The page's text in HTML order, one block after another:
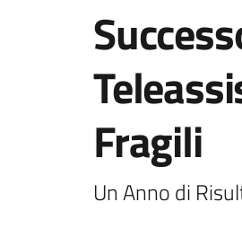
Fragili
Un Anno di